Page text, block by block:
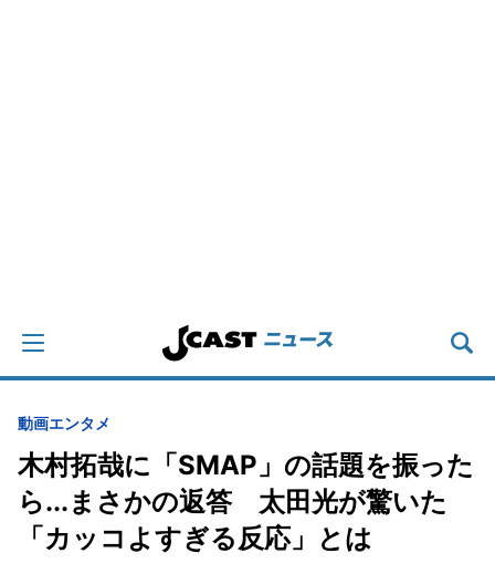
動画エンタメ
木村拓哉に「SMAP」の話題を振った
ら...まさかの返答 太田光が驚いた
「カッコよすぎる反応」とは